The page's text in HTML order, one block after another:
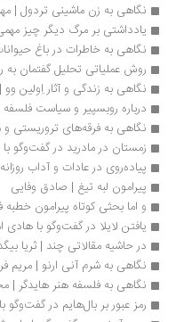
نگاهی به زن ماشینی تردول | مهدیه
یادداشتی بر مرگ دیگر چیز مهمی
نگاهی به خاطرات در باغ حیوانات |
روش عملیاتی تحلیل گفتمان به
نگاهی به زندگی و آثار اِولین وو | چارلز
درباره روبسپیر و سیاست فلسفه |
نگاهی به فرقه‌های تروریستی و
زمستان در مادرید در گفت‌وگو با علی
پیاده‌روی در عادات و آداب روزانه
پیرامون لبه تیغ | صادق وفایی
و اما بحثی کوتاه پیرامون خطبه
یافتن لایلا در گفت‌وگو با هادی امینی
در حاشیه مقالاتی چند | ثریا بیگدلی
نگاهی به شرم آنی ارنو | مریم فرنام
نگاهی به فلسفه هنر هایدگر | مجتبی
رمز عبور بر بال‌هایم در گفت‌وگو با روجا